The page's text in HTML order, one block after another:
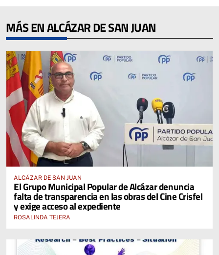
MÁS EN ALCÁZAR DE SAN JUAN
ALCÁZAR DE SAN JUAN
El Grupo Municipal Popular de Alcázar denuncia
falta de transparencia en las obras del Cine Crisfel
y exige acceso al expediente
ROSALINDA TEJERA